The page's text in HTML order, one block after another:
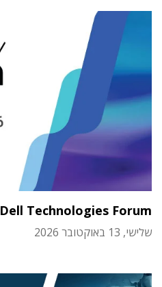
Dell Technologies Forum
שלישי, 13 באוקטובר 2026